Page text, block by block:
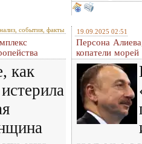
события, факты
как
19.09.2025 02:51
Персона
копатели морей